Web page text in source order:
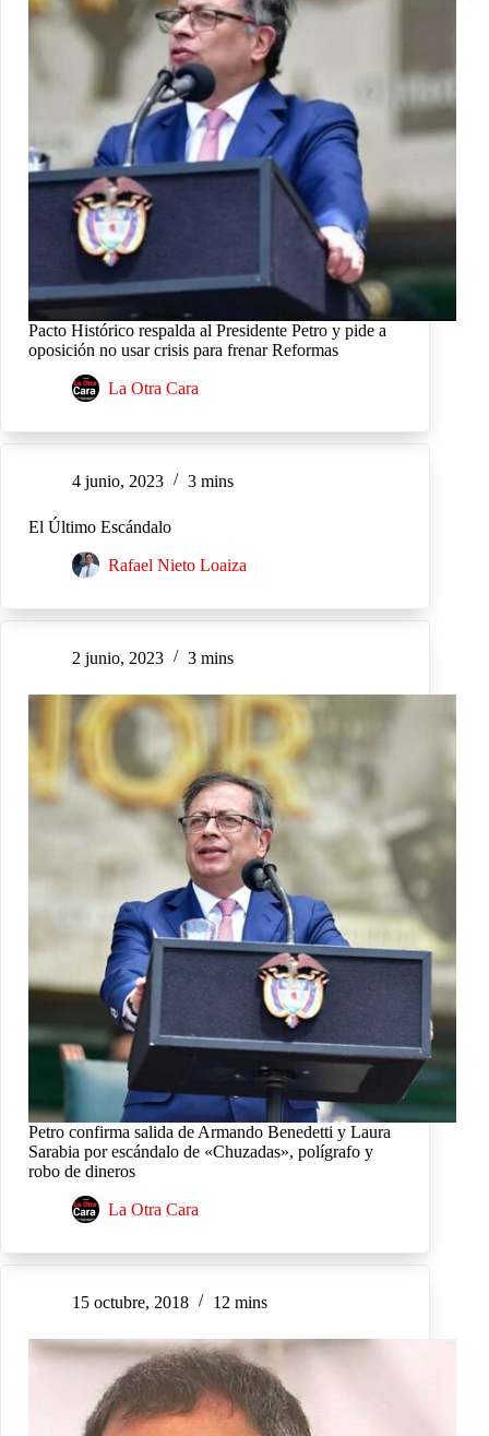
Pacto Histórico respalda al Presidente Petro y pide a
oposición no usar crisis para frenar Reformas
La Otra Cara
4 junio, 2023 3 mins
El Último Escándalo
Rafael Nieto Loaiza
2 junio, 2023 3 mins
Petro confirma salida de Armando Benedetti y Laura
Sarabia por escándalo de «Chuzadas», polígrafo y
robo de dineros
La Otra Cara
15 octubre, 2018 12 mins